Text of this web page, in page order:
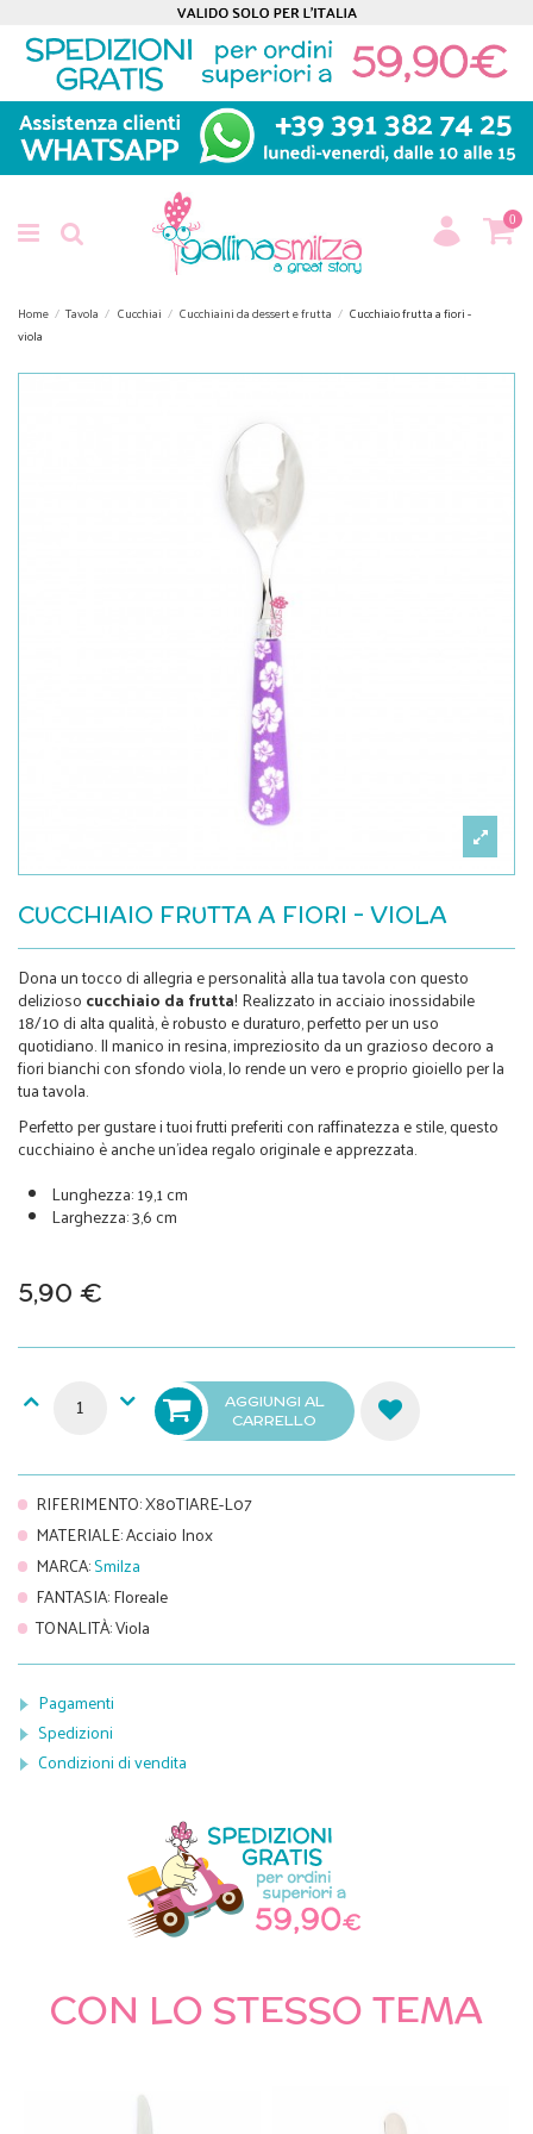
0
Home Tavola Cucchiai Cucchiaini da dessert e frutta
Cucchiaio frutta a fiori -
viola
CUCCHIAIO FRUTTA A FIORI - VIOLA
Dona un tocco di allegria e personalità alla tua tavola con questo
delizioso cucchiaio da frutta! Realizzato in acciaio inossidabile
18/10 di alta qualità, è robusto e duraturo, perfetto per un uso
quotidiano. Il manico in resina, impreziosito da un grazioso decoro a
fiori bianchi con sfondo viola, lo rende un vero e proprio gioiello per la
tua tavola.
Perfetto per gustare i tuoi frutti preferiti con raffinatezza e stile, questo
cucchiaino è anche un'idea regalo originale e apprezzata.
Lunghezza: 19,1 cm
Larghezza: 3,6 cm
5,90 €
AGGIUNGI AL
CARRELLO
RIFERIMENTO:X80TIARE-L07
MATERIALE:Acciaio Inox
MARCA:Smilza
FANTASIA:Floreale
TONALITÀ:Viola
Pagamenti
Spedizioni
Condizioni di vendita
CON LO STESSO TEMA